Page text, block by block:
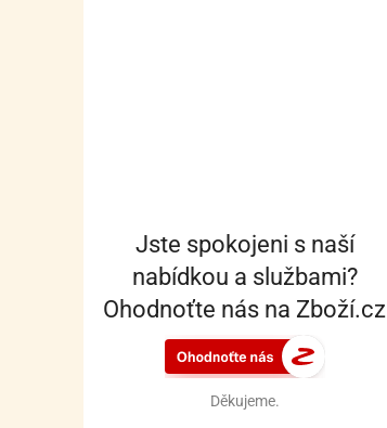
Jste spokojeni s naší
nabídkou a službami?
Ohodnoťte nás na Zboží.cz
Děkujeme.